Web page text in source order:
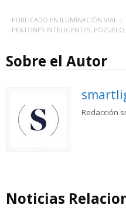
PUBLICADO EN ILUMINACIÓN VIAL |
PEATONES INTELIGENTES, POZUELO,
Sobre el Autor
Redacción
Noticias